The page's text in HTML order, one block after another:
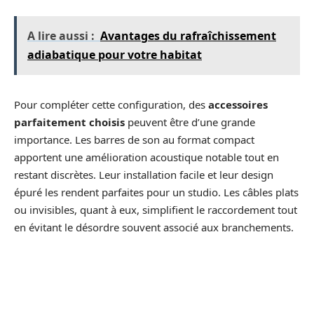
A lire aussi : Avantages du rafraîchissement
adiabatique pour votre habitat
Pour compléter cette configuration, des accessoires
parfaitement choisis peuvent être d’une grande
importance. Les barres de son au format compact
apportent une amélioration acoustique notable tout en
restant discrètes. Leur installation facile et leur design
épuré les rendent parfaites pour un studio. Les câbles plats
ou invisibles, quant à eux, simplifient le raccordement tout
en évitant le désordre souvent associé aux branchements.